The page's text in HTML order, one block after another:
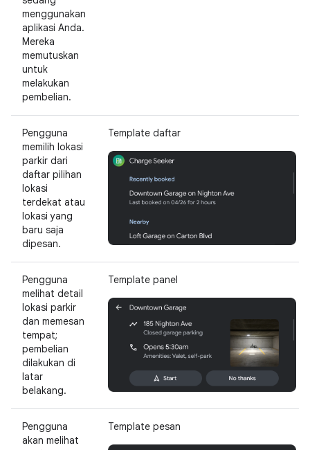
menggunakan
aplikasi Anda.
Mereka
memutuskan
untuk
melakukan
pembelian.
Pengguna
memilih lokasi
parkir dari
daftar pilihan
lokasi
terdekat atau
lokasi yang
baru saja
dipesan.
Template daftar
Pengguna
melihat detail
lokasi parkir
dan memesan
tempat;
pembelian
dilakukan di
latar
belakang.
Template panel
Pengguna
akan melihat
Template pesan